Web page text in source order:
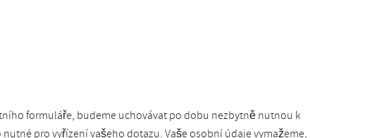
formuláře, budeme uchovávat po dobu nezbytně nutnou k
pro vyřízení vašeho dotazu. Vaše osobní údaje vymažeme,